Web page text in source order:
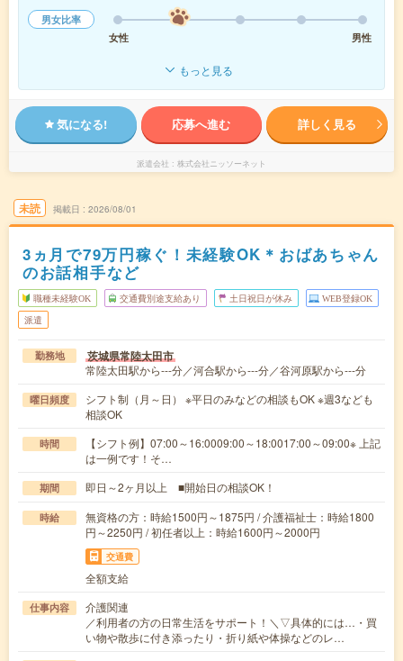
男女比率
女性
男性
もっと見る
気になる! 応募へ進む 詳しく見る
派遣会社 株式会社ニッソーネット
未読 掲載日 2026/08/01
3ヵ月で79万円稼ぐ！未経験OK＊おばあちゃん
のお話相手など
職種未経験OK 交通費別途支給あり 土日祝日が休み WEB登録OK
派遣
勤務地 茨城県常陸太田市
常陸太田駅から---分／河合駅から---分／谷河原駅から---分
曜日頻度
シフト制（月～日） ※平日のみなどの相談もOK ※週3なども
相談OK
時間
【シフト例】07:00～16:0009:00～18:0017:00～09:00※ 上記
は一例です！そ…
期間 即日～2ヶ月以上 ■開始日の相談OK！
時給
無資格の方：時給1500円～1875円 / 介護福祉士：時給1800
円～2250円 / 初任者以上：時給1600円～2000円
交通費
全額支給
仕事内容
介護関連
／利用者の方の日常生活をサポート！＼▽具体的には…・買
い物や散歩に付き添ったり・折り紙や体操などのレ…